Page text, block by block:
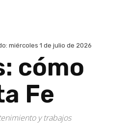
miércoles 1 de julio de 2026
cómo
Fe
y trabajos